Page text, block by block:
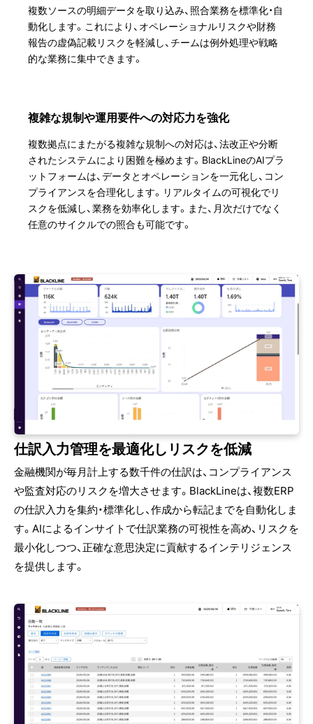
複数ソースの明細データを取り込み、照合業務を標準化・自
動化します。これにより、オペレーショナルリスクや財務
報告の虚偽記載リスクを軽減し、チームは例外処理や戦略
的な業務に集中できます。
複雑な規制や運用要件への対応力を強化
複数拠点にまたがる複雑な規制への対応は、法改正や分断
されたシステムにより困難を極めます。BlackLineのAIプラ
ットフォームは、データとオペレーションを一元化し、コン
プライアンスを合理化します。リアルタイムの可視化でリ
スクを低減し、業務を効率化します。また、月次だけでなく
任意のサイクルでの照合も可能です。
仕訳入力管理を最適化しリスクを低減
金融機関が毎月計上する数千件の仕訳は、コンプライアンス
や監査対応のリスクを増大させます。BlackLineは、複数ERP
の仕訳入力を集約・標準化し、作成から転記までを自動化しま
す。AIによるインサイトで仕訳業務の可視性を高め、リスクを
最小化しつつ、正確な意思決定に貢献するインテリジェンス
を提供します。